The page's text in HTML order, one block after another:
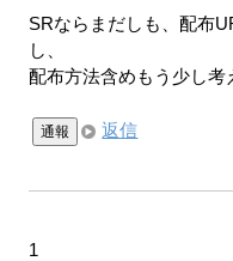
SRならまだしも、配布
し、
配布方法含めもう少し考
通報 返信
1